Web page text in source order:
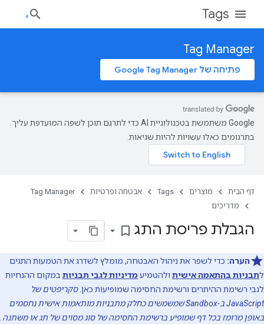
Tags
Tag Manager
פתיחה של Google Tag Manager
‫Google משתמשת בטכנולוגיית AI כדי לתרגם תוכן לשפה המועדפת עליך.
בתרגומים כאלו עשויות להיות שגיאות.
דף הבית מוצרים Tags אבטחה ופרטיות
Tag Manager
מדריכים
הגבלת פריסת התג bookmark_border
הערה: כדי לשפר את ניהול האבטחה, מומלץ לשדרג את הטמעות התגים
לתבניות בהתאמה אישית ולהטמיע מדיניות לגבי תבניות במקום ההנחיות
לגבי רשימת ההיתרים ורשימת החסימה שמופיעות כאן.סקריפטים של
JavaScript ב-Sandbox שמשמשים כחלק מתבניות מותאמות אישית נחסמים
באופן מרומז בכל דף שמופיע ברשימת החסימה של סוג מסוים של תג או משתנה.